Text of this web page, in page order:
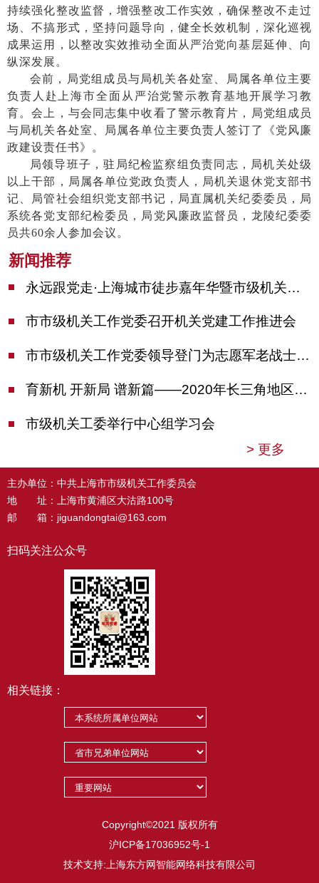
持续强化整改监督，增强整改工作实效，确保整改不走过
场、不搞形式，坚持问题导向，健全长效机制，深化巡视
成果运用，以整改实效推动全面从严治党向基层延伸、向
纵深发展。
会前，局党组成员与局机关各处室、局属各单位主要
负责人赴上海市全面从严治党警示教育基地开展学习教
育。会上，与会同志集中收看了警示教育片，局党组成员
与局机关各处室、局属各单位主要负责人签订了《党风廉
政建设责任书》。
局领导班子，驻局纪检监察组负责同志，局机关处级
以上干部，局属各单位党政负责人，局机关退休党支部书
记、局管社会组织党支部书记，局直属机关纪委委员，局
系统各党支部纪检委员，局党风廉政监督员，龙陵纪委委
员共60余人参加会议。
新闻推荐
永远跟党走·上海城市徒步嘉年华暨市级机关运动会开幕
市市级机关工作党委召开机关党建工作推进会
市市级机关工作党委领导登门为志愿军老战士佩戴纪念章
育新机 开新局 谱新篇——2020年长三角地区机关党建工作研讨会在南京召开
市级机关工委举行中心组学习会
> 更多